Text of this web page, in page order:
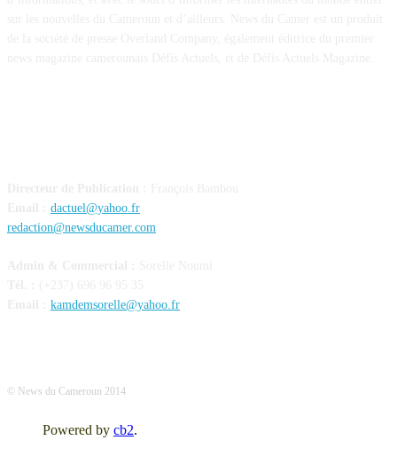
dactuel@yahoo.fr
redaction@newsducamer.com
kamdemsorelle@yahoo.fr
© News du Cameroun 2014
Powered by cb2.